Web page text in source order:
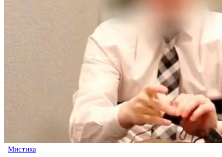
Мистика